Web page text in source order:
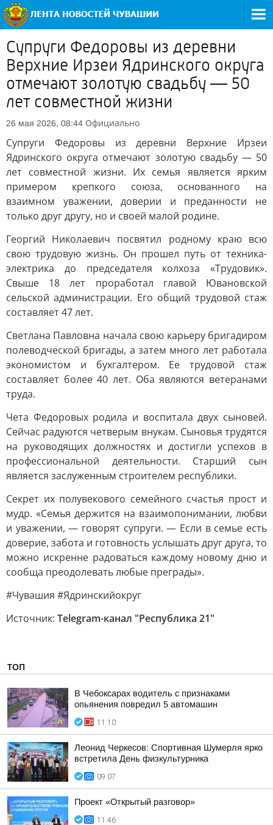
Супруги Федоровы из деревни
Верхние Ирзеи Ядринского округа
отмечают золотую свадьбу — 50
лет совместной жизни
26 мая 2026, 08:44 Официально
Супруги Федоровы из деревни Верхние Ирзеи
Ядринского округа отмечают золотую свадьбу — 50
лет совместной жизни. Их семья является ярким
примером крепкого союза, основанного на
взаимном уважении, доверии и преданности не
только друг другу, но и своей малой родине.
Георгий Николаевич посвятил родному краю всю
свою трудовую жизнь. Он прошел путь от техника-
электрика до председателя колхоза «Трудовик».
Свыше 18 лет проработал главой Ювановской
сельской администрации. Его общий трудовой стаж
составляет 47 лет.
Светлана Павловна начала свою карьеру бригадиром
полеводческой бригады, а затем много лет работала
экономистом и бухгалтером. Ее трудовой стаж
составляет более 40 лет. Оба являются ветеранами
труда.
Чета Федоровых родила и воспитала двух сыновей.
Сейчас радуются четверым внукам. Сыновья трудятся
на руководящих должностях и достигли успехов в
профессиональной деятельности. Старший сын
является заслуженным строителем республики.
Секрет их полувекового семейного счастья прост и
мудр. «Семья держится на взаимопонимании, любви
и уважении, — говорят супруги. — Если в семье есть
доверие, забота и готовность услышать друг друга, то
можно искренне радоваться каждому новому дню и
сообща преодолевать любые преграды».
#Чувашия #Ядринcкийокруг
Источник: Telegram-канал "Республика 21"
ТОП
В Чебоксарах водитель с признаками
опьянения повредил 5 автомашин
11:10
Леонид Черкесов: Спортивная Шумерля ярко
встретила День физкультурника
09:07
Проект «Открытый разговор»
11:46